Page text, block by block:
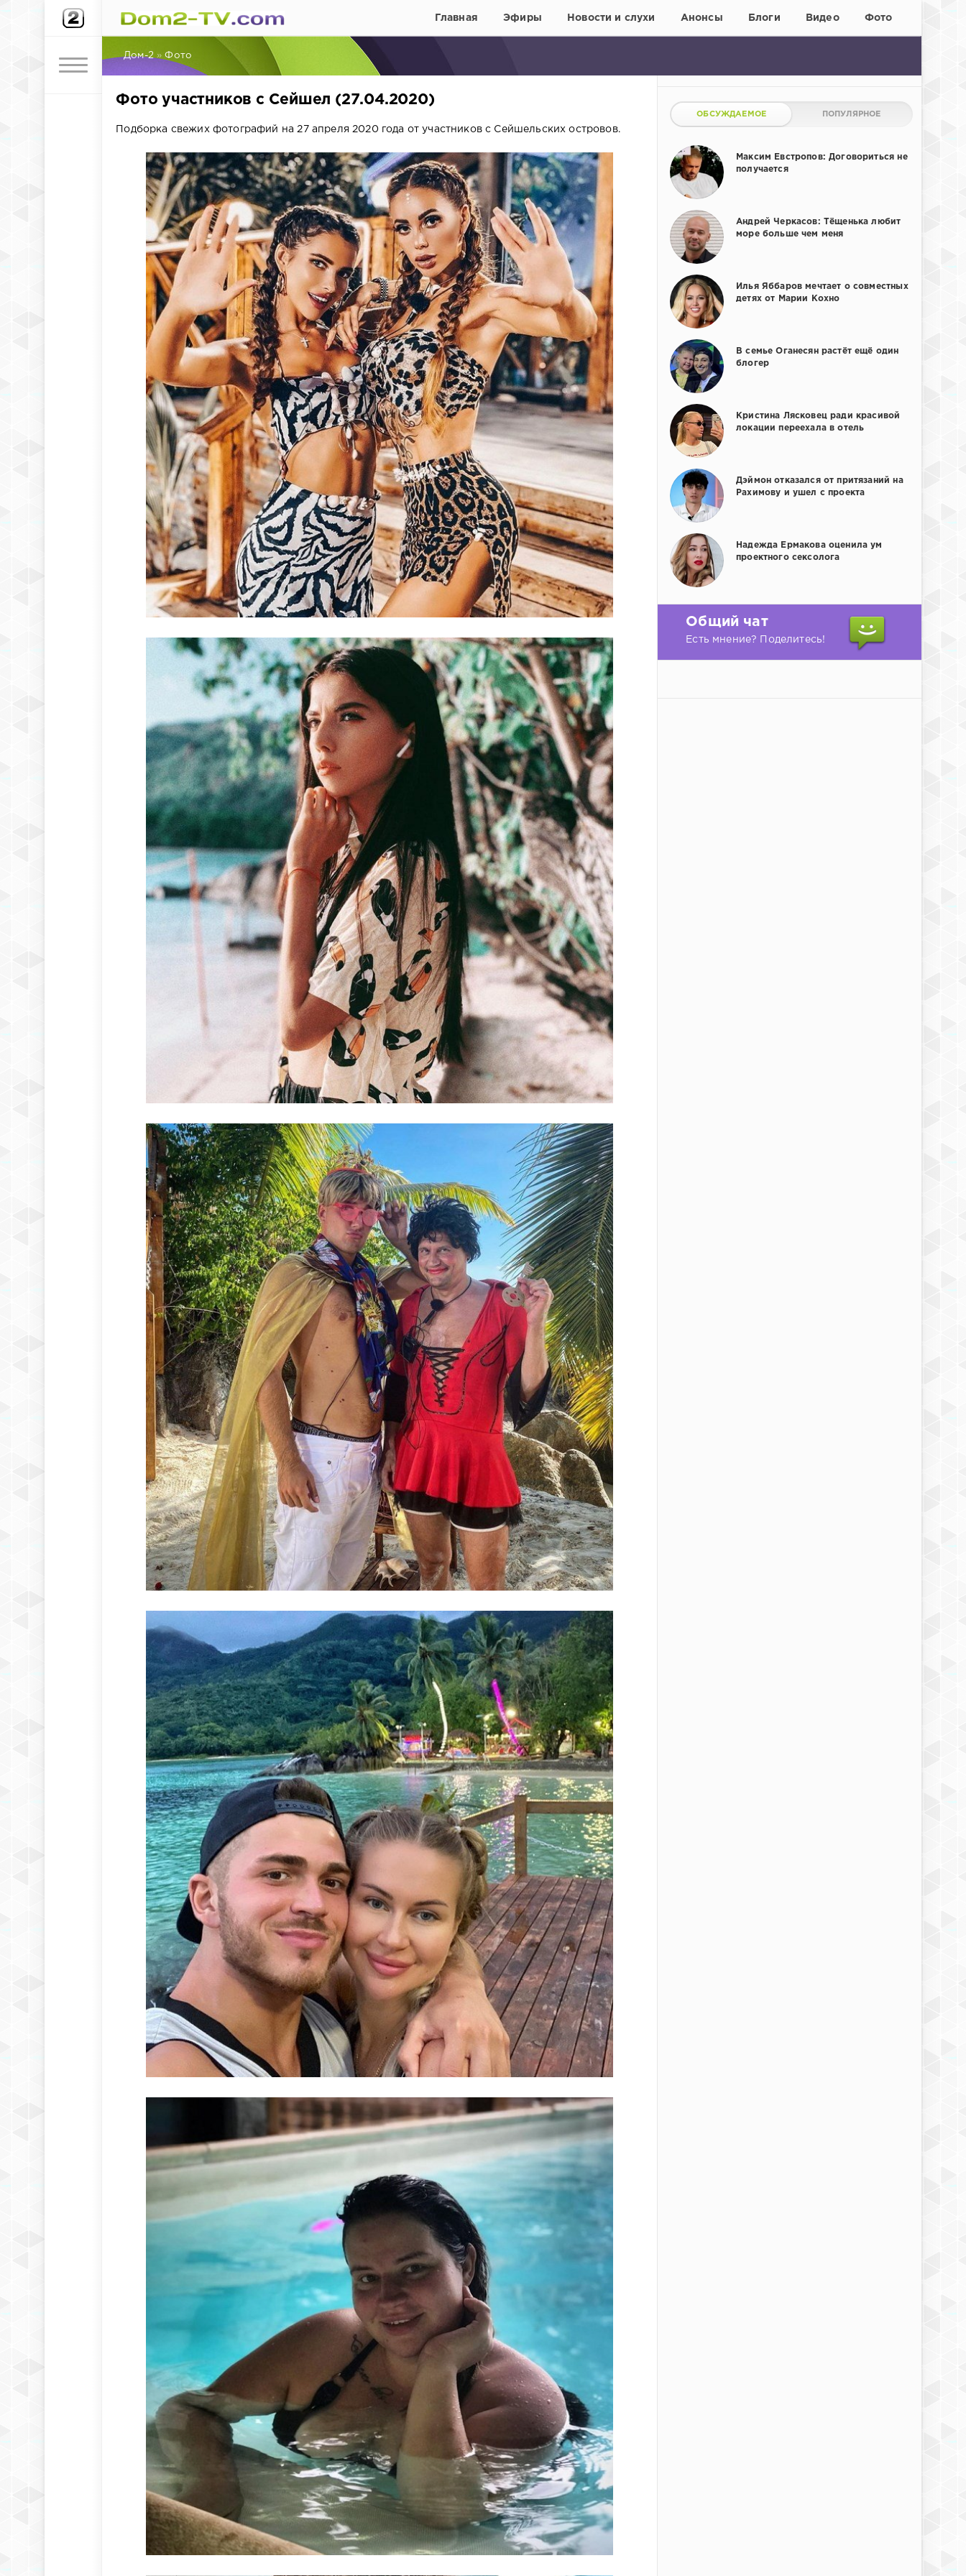
Главная Эфиры Новости и слухи Анонсы Блоги Видео Фото
Дом-2 »Фото
Фото участников с Сейшел (27.04.2020)
Подборка свежих фотографий на 27 апреля 2020 года от участников с Сейшельских островов.
ОБСУЖДАЕМОЕ ПОПУЛЯРНОЕ
Максим Евстропов: Договориться не
получается
Андрей Черкасов: Тёщенька любит
море больше чем меня
Илья Яббаров мечтает о совместных
детях от Марии Кохно
В семье Оганесян растёт ещё один
блогер
Кристина Лясковец ради красивой
локации переехала в отель
Дэймон отказался от притязаний на
Рахимову и ушел с проекта
Надежда Ермакова оценила ум
проектного сексолога
Общий чат
Есть мнение? Поделитесь!